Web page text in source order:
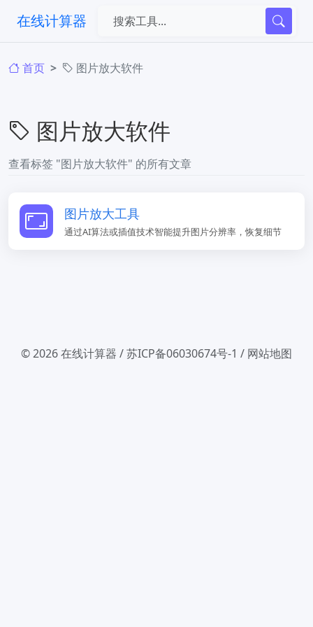
在线计算器
首页 图片放大软件
图片放大软件
查看标签 "图片放大软件" 的所有文章
图片放大工具
通过AI算法或插值技术智能提升图片分辨率，恢复细节
© 2026在线计算器 /苏ICP备06030674号-1 / 网站地图